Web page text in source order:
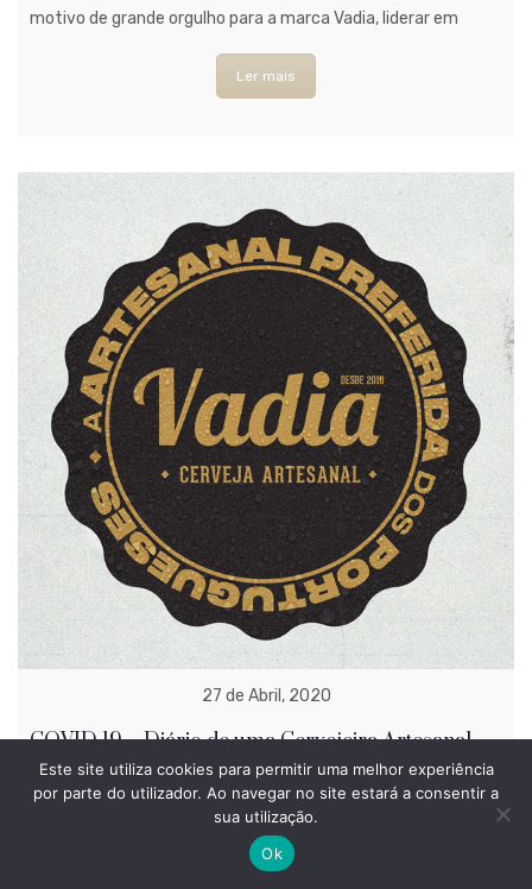
motivo de grande orgulho para a marca Vadia, liderar em
Ler mais
27 de Abril, 2020
COVID 19 – Diário de uma Cervejeira Artesanal
O surto de COVID-19 levou-nos a todos a um maior
isolamento social, tirou-nos o convívio da forma a que
estávamos habituados, tirou-nos os beijos e os abraços que
Este site utiliza cookies para permitir uma melhor experiência
por parte do utilizador. Ao navegar no site estará a consentir a
sua utilização.
Ok